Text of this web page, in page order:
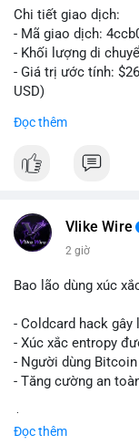
Chi tiết giao dịch:
- Mã giao dịch:
- Khối lượng di
- Giá trị ước tính:
USD)
Khối lượng 4.0009
mục, phục vụ tích
cá voi đang tận
củng cố nhẹ, nhưng
Lời khuyên:
Nhà đầu tư nhỏ lẻ
trong 24-48 giờ,
không phải tín hiệu
#4dot0009btc
Đọc thêm
Vlike Wire
2 giờ
Bao lão dùng xúc
- Coldcard hack gây
- Xúc xắc entropy
- Người dùng
- Tăng cường an
Đọc thêm